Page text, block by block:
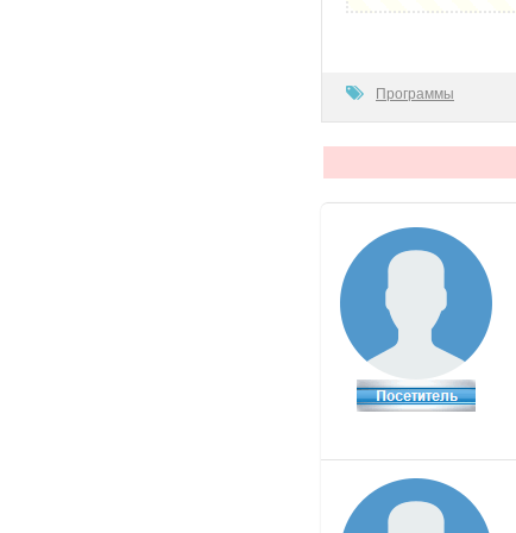
Программы